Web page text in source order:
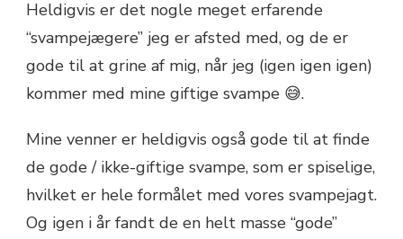
Heldigvis er det nogle meget erfarende
“svampejægere” jeg er afsted med, og de er
gode til at grine af mig, når jeg (igen igen igen)
kommer med mine giftige svampe 😅.
Mine venner er heldigvis også gode til at finde
de gode / ikke-giftige svampe, som er spiselige,
hvilket er hele formålet med vores svampejagt.
Og igen i år fandt de en helt masse “gode”